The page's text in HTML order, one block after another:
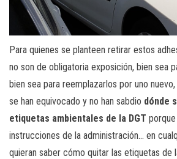
Para quienes se planteen retirar estos
no son de obligatoria exposición, bien sea
bien sea para reemplazarlos por uno
se han equivocado y no han sabdio dónde
etiquetas ambientales de la DGT
instrucciones de la administración… en
quieran saber cómo quitar las etiquetas de